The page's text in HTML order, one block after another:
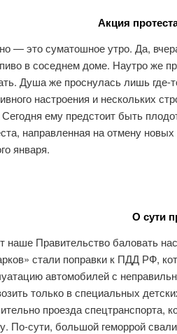
Акция
— это суматошное утро. Да,
в соседнем доме. Наутро же
Душа же проснулась лишь где-
настроения и нескольких
ему предстоит быть
направленная на отмену
января.
О сути
наше Правительство баловать
стали поправки к ПДД РФ,
автомобилей с
только в специальных
проезда спецтранспорта,
По-сути, большой геморрой